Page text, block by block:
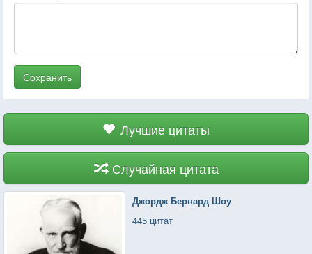
Сохранить
Лучшие цитаты
Случайная цитата
Джордж Бернард Шоу
445 цитат